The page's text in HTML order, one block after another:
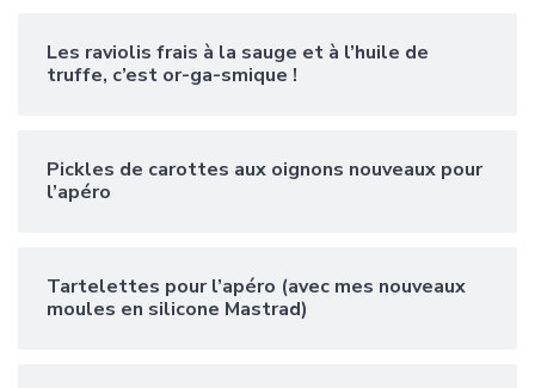
Les raviolis frais à la sauge et à l’huile de
truffe, c’est or-ga-smique !
Pickles de carottes aux oignons nouveaux pour
l’apéro
Tartelettes pour l’apéro (avec mes nouveaux
moules en silicone Mastrad)